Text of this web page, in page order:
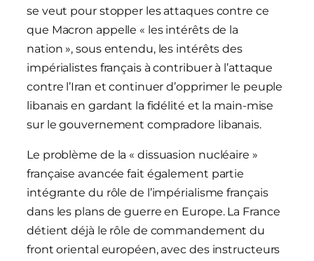
se veut pour stopper les attaques contre ce
que Macron appelle « les intérêts de la
nation », sous entendu, les intérêts des
impérialistes français à contribuer à l’attaque
contre l’Iran et continuer d’opprimer le peuple
libanais en gardant la fidélité et la main-mise
sur le gouvernement compradore libanais.
Le problème de la « dissuasion nucléaire »
française avancée fait également partie
intégrante du rôle de l’impérialisme français
dans les plans de guerre en Europe. La France
détient déjà le rôle de commandement du
front oriental européen, avec des instructeurs